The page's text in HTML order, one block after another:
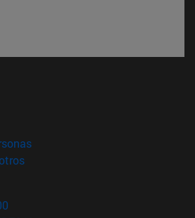
nueva ventana)
(abre en nueva ventana)
(abre en nueva ventana)